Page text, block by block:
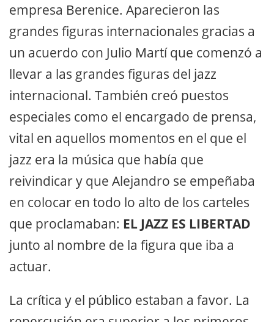
empresa Berenice. Aparecieron las
grandes figuras internacionales gracias a
un acuerdo con Julio Martí que comenzó a
llevar a las grandes figuras del jazz
internacional. También creó puestos
especiales como el encargado de prensa,
vital en aquellos momentos en el que el
jazz era la música que había que
reivindicar y que Alejandro se empeñaba
en colocar en todo lo alto de los carteles
que proclamaban: EL JAZZ ES LIBERTAD
junto al nombre de la figura que iba a
actuar.
La crítica y el público estaban a favor. La